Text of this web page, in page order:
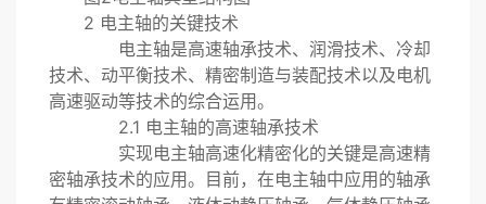
2 电主轴的关键技术
电主轴是高速轴承技术、润滑技术、冷却
技术、动平衡技术、精密制造与装配技术以及电机
高速驱动等技术的综合运用。
2.1 电主轴的高速轴承技术
实现电主轴高速化精密化的关键是高速精
密轴承技术的应用。目前，在电主轴中应用的轴承